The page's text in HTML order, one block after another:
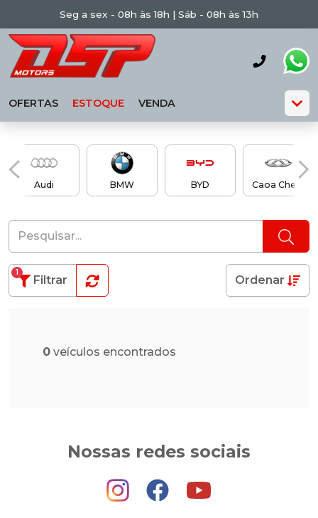
Seg a sex - 08h às 18h | Sáb - 08h às 13h
OFERTAS ESTOQUE VENDA
Audi BMW BYD Caoa Chery
Filtrar
1
Ordenar
0 veículos encontrados
Nossas redes sociais